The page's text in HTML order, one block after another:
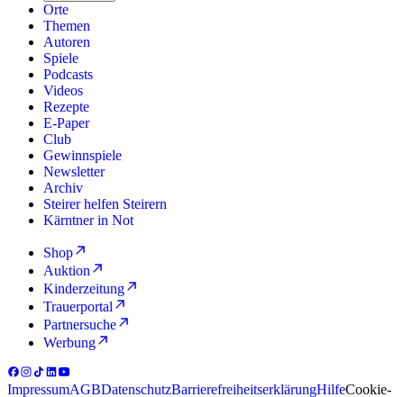
Orte
Themen
Autoren
Spiele
Podcasts
Videos
Rezepte
E-Paper
Club
Gewinnspiele
Newsletter
Archiv
Steirer helfen Steirern
Kärntner in Not
Shop
Auktion
Kinderzeitung
Trauerportal
Partnersuche
Werbung
ImpressumAGBDatenschutzBarrierefreiheitserklärungHilfeCookie-